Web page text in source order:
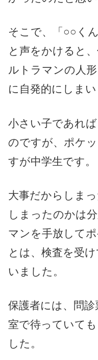
そこで、「○○く
と声をかけると
ルトラマンの人
に自発的にしまい
小さい子であれ
のですが、ポケ
すが中学生です。
大事だからしま
しまったのかは
マンを手放して
とは、検査を受
いました。
保護者には、問
室で待っていて
した。